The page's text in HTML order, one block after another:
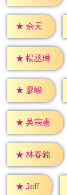
★ 余天
★ 楊丞琳
★ 廖峻
★ 吳宗憲
★ 林春銘
★ Jeff